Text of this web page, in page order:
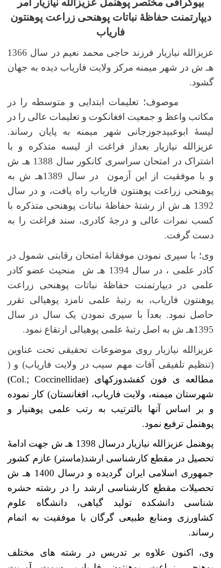
بیوگرافی مختصر پوهنمل عزیزالله نیازیار آمر
دیپارتمنت حفاظۀ نباتات پوهنحی زراعت پوهنتون
فاریاب
عزیزالله نیازیار فرزند حاجی محمد نعیم در سال 1366
هـ ش در شهر میمنه مرکز ولایت فاریاب دیده به جهان
گشود.
موصوف؛ تعلیمات ابتدایی و متوسطه را در
مکاتب واعظ و جمعیت افغانکوت و تعلیمات عالی را در
لیسۀ ابوعبیدجوزجانی شهر میمنه به پایان رساند.
عزیزالله نیازیار بعداز فراغت از لیسه متذکره و با
اشتراک در امتحان سراسری کانکور سال 1388 هـ ش
و با موفقیت از این آزمون در سال 1389هـ ش به
پوهنحی زراعت پوهنتون فاریاب راه یافت، و در سال
1392 هـ ش از رشتۀ حفاظۀ نباتات پوهنحی متذکره با
کسب نمرات عالی و درجۀ کادری، سند فراغت را به
دست گرفت.
وی؛ با سپری نمودن موفقانۀ امتحان رقابتی شمول در
کادر علمی ، در سال 1394 هـ ش منحیث عضو کادر
علمی در دیپارتمنت حفاظۀ نباتات پوهنحی زراعت
پوهنتون فاریاب، به رتبۀ علمی نامزد پوهیالی تقرر
حاصل نمود. بعداَ با سپری نمودن یک سال در سال
1395هـ ش به اصل رتبۀ علمی پوهیالی ارتقاع نمود.
عزیزالله نیازیار روی موضوعات تحقیقی تحت عناوین
(تنظیم تلفیقی آفات مهم سیب در ولایت فاریاب) و (
مطالعه ی فون کفشدوزک­های (Col.; Coccinellidae
)
شهرستان میمنه، ولایت فاریاب، افغانستان) کار نموده
و بر اساس آنها بالترتیب به رتب علمی پوهنیار و
پوهنمل ترفیع نمود.
پوهنمل عزیزالله نیازیار درسال 1398 هـ ش جهت ادامۀ
تحصیل در مقطع کارشناسی ارشد(ماستر) عازم کشور
جمهوری اسلامی ایران گردیده و درسال 1400 هـ ش
تحصیلات مقطع کارشناسی ارشد را در رشته حشره
شناسی دانشکده تولید گیاهی، دانشگاه علوم
کشاورزی ومنابع طبیعی گرگان با موفقیت به اتمام
رساند.
وی، اکنون علاوه بر تدریس در رشته های مختلف